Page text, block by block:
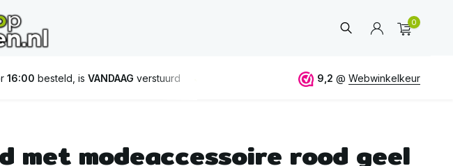
Account
0
16:00 besteld, is VANDAAG verstuurd verzending vanaf 50€ ALTIJDeerlijk
9,2 @ Webwinkelkeur
met modeaccessoire rood geel